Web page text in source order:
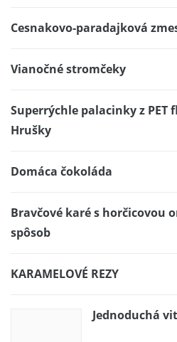
Cesnakovo-paradajková
Vianočné stromčeky
Superrýchle palacinky z PET
Hrušky
Domáca čokoláda
Bravčové karé s horčicovou
spôsob
KARAMELOVÉ REZY
Jednoduchá